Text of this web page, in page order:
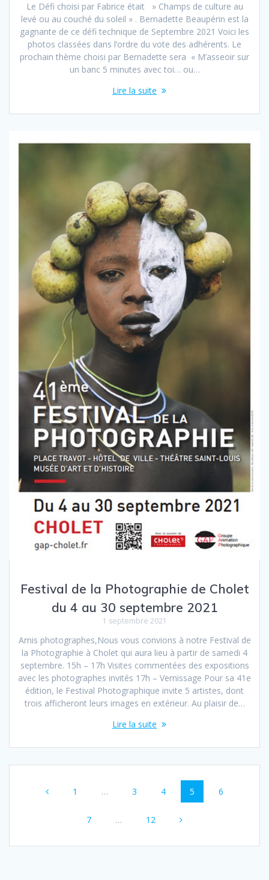
Le Défi choisi par Fabrice était » Champs de culture au
levé ou au couché du soleil » . Bernadette Beaupérin est la
gagnante de ce défi technique de Septembre 2021 Voici les
photos classées dans l’ordre du vote des adhérents. Le
prochain thème choisi par Bernadette sera « M’asseoir sur
un banc 5 minutes avec toi… ou…
Lire la suite
Festival de la Photographie de Cholet
du 4 au 30 septembre 2021
1 septembre 2021
Amis photographes,Nous vous convions à notre Festival de
la Photographie à Cholet qui aura lieu à partir de samedi 4
septembre. 15h – 17h Visites commentées des expositions
avec les photographes invités 17h – Vernissage Pour sa 41e
édition, le Festival Photographique invite 5 artistes, dont
trois afficheront leurs images en extérieur. Au plaisir de…
Lire la suite
des
Page
1 … Page
3 Page
4 Page
5 Page
6
Page
7 … Page
12